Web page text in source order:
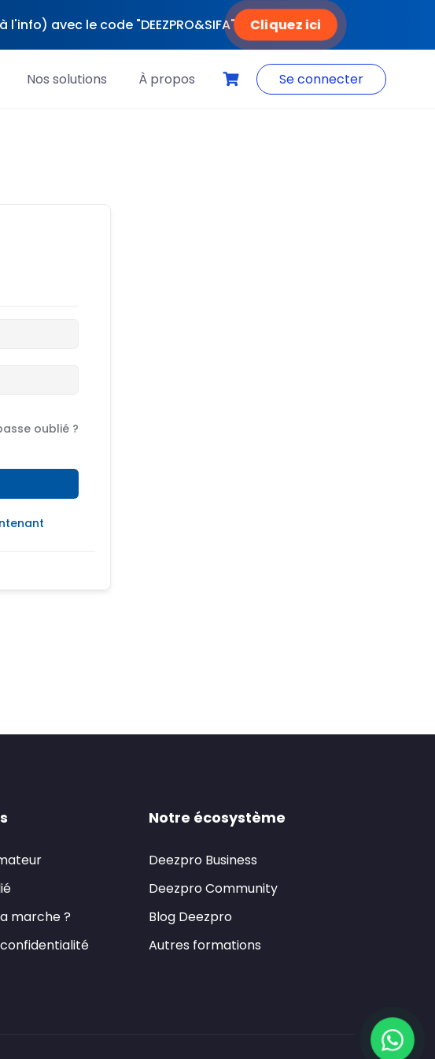
avec le code "DEEZPRO&SIFA" Cliquez ici
Nos solutions À propos Se connecter
oublié ?
marche ?
Notre écosystème
Deezpro Business
Deezpro Community
Blog Deezpro
Autres formations